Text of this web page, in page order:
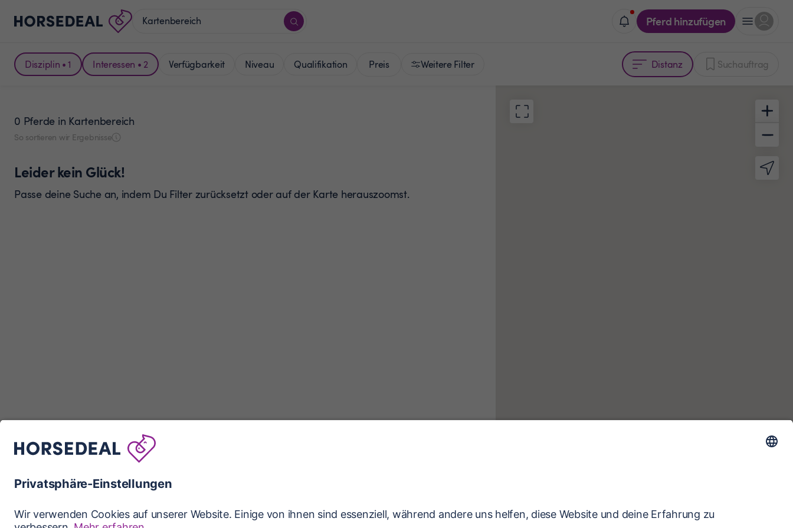
Pferd hinzufügen
Disziplin • 1 Interessen • 2 Verfügbarkeit Niveau Qualifikation Preis Weitere Filter Distanz Suchauftrag
0 Pferde in Kartenbereich
So sortieren wir Ergebnisse
Leider kein Glück!
Passe deine Suche an, indem Du Filter zurücksetzt oder auf der Karte herauszoomst.